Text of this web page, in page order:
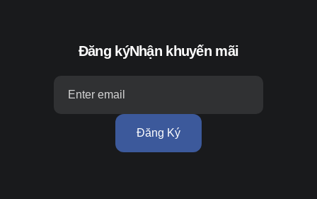
Đăng kýNhận khuyến mãi
Đăng Ký